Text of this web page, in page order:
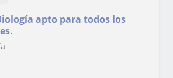
apto para todos los